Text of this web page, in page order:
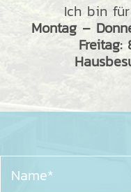
Ich bin
Montag –